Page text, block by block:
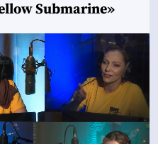
Submarine»